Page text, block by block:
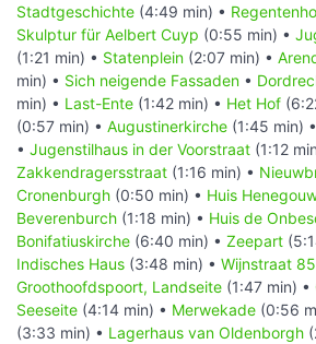
Stadtgeschichte (4:49 min) •
Skulptur für Aelbert Cuyp (0:55 min) •
(1:21 min) • Statenplein (2:07 min) •
min) • Sich neigende Fassaden •
min) • Last-Ente (1:42 min) • Het Hof
(0:57 min) • Augustinerkirche (1:45 min) •
• Jugenstilhaus in der Voorstraat (1:12
Zakkendragersstraat (1:16 min) •
Cronenburgh (0:50 min) • Huis
Beverenburch (1:18 min) • Huis de
Bonifatiuskirche (6:40 min) • Zeepart
Indisches Haus (3:48 min) • Wijnstraat 85
Groothoofdspoort, Landseite (1:47 min) •
Seeseite (4:14 min) • Merwekade (0:56
(3:33 min) • Lagerhaus van Oldenborgh